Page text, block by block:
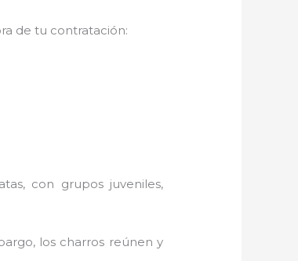
de tu contratación:
con grupos juveniles,
los charros reúnen y